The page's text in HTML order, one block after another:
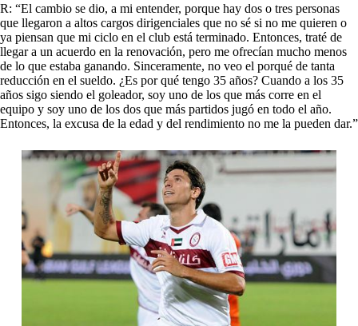
R: “El cambio se dio, a mi entender, porque hay dos o tres personas
que llegaron a altos cargos dirigenciales que no sé si no me quieren o
ya piensan que mi ciclo en el club está terminado. Entonces, traté de
llegar a un acuerdo en la renovación, pero me ofrecían mucho menos
de lo que estaba ganando. Sinceramente, no veo el porqué de tanta
reducción en el sueldo. ¿Es por qué tengo 35 años? Cuando a los 35
años sigo siendo el goleador, soy uno de los que más corre en el
equipo y soy uno de los dos que más partidos jugó en todo el año.
Entonces, la excusa de la edad y del rendimiento no me la pueden dar.”